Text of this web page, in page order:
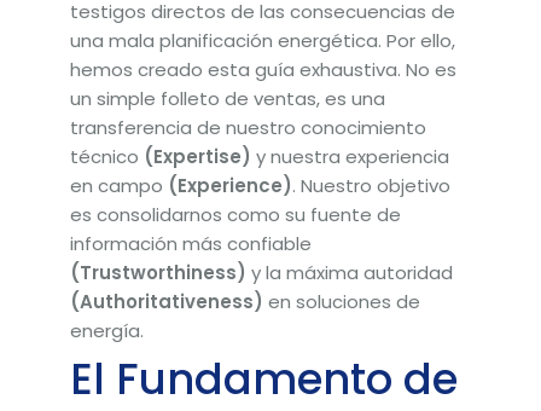
testigos directos de las consecuencias de
una mala planificación energética. Por ello,
hemos creado esta guía exhaustiva. No es
un simple folleto de ventas, es una
transferencia de nuestro conocimiento
técnico (Expertise) y nuestra experiencia
en campo (Experience). Nuestro objetivo
es consolidarnos como su fuente de
información más confiable
(Trustworthiness) y la máxima autoridad
(Authoritativeness) en soluciones de
energía.
El Fundamento de